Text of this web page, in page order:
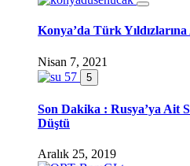
Konya’da Türk
Nisan 7, 2021
5
Son Dakika : Rusya’ya Ait
Düştü
Aralık 25, 2019